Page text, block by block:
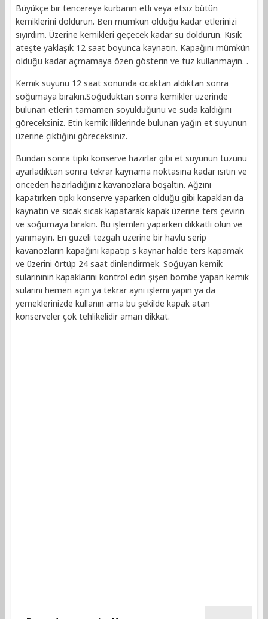
Büyükçe bir tencereye kurbanın etli veya etsiz bütün
kemiklerini doldurun. Ben mümkün olduğu kadar etlerinizi
sıyırdım. Üzerine kemikleri geçecek kadar su doldurun. Kısık
ateşte yaklaşık 12 saat boyunca kaynatın. Kapağını mümkün
olduğu kadar açmamaya özen gösterin ve tuz kullanmayın. .
Kemik suyunu 12 saat sonunda ocaktan aldıktan sonra
soğumaya bırakın.Soğuduktan sonra kemikler üzerinde
bulunan etlerin tamamen soyulduğunu ve suda kaldığını
göreceksiniz. Etin kemik iliklerinde bulunan yağın et suyunun
üzerine çıktığını göreceksiniz.
Bundan sonra tıpkı konserve hazırlar gibi et suyunun tuzunu
ayarladıktan sonra tekrar kaynama noktasına kadar ısıtın ve
önceden hazırladığınız kavanozlara boşaltın. Ağzını
kapatırken tıpkı konserve yaparken olduğu gibi kapakları da
kaynatın ve sıcak sıcak kapatarak kapak üzerine ters çevirin
ve soğumaya bırakın. Bu işlemleri yaparken dikkatli olun ve
yanmayın. En güzeli tezgah üzerine bir havlu serip
kavanozların kapağını kapatıp s kaynar halde ters kapamak
ve üzerini örtüp 24 saat dinlendirmek. Soğuyan kemik
sularınının kapaklarını kontrol edin şişen bombe yapan kemik
sularını hemen açın ya tekrar aynı işlemi yapın ya da
yemeklerinizde kullanın ama bu şekilde kapak atan
konserveler çok tehlikelidir aman dikkat.